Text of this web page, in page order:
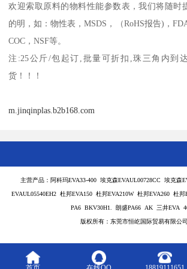
欢迎索取原料的物料性能参数表，我们将随时
的明，如：物性表，MSDS ， （RoHS报告) ，
COC ，NSF等。
注 :25公斤/包起订 , 批量可折扣 ,珠三角内到达
货！！！
m.jinqinplas.b2b168.com
主营产品：阿科玛EVA33-400 埃克森EVAUL00728CC 埃克森
EVAUL05540EH2 杜邦EVA150 杜邦EVA210W 杜邦EVA260 杜
PA6 BKV30H1. 朗盛PA66 AK 三井EVA
版权所有：东莞市恒屹国际贸易有限公司